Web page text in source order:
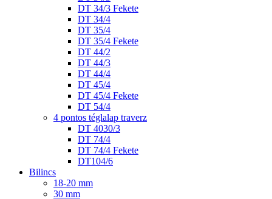
DT 34/3 Fekete
DT 34/4
DT 35/4
DT 35/4 Fekete
DT 44/2
DT 44/3
DT 44/4
DT 45/4
DT 45/4 Fekete
DT 54/4
4 pontos téglalap traverz
DT 4030/3
DT 74/4
DT 74/4 Fekete
DT104/6
Bilincs
18-20 mm
30 mm